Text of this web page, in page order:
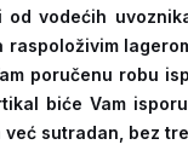
od vodećih
raspoloživim
poručenu robu
biće Vam
već sutradan, bez